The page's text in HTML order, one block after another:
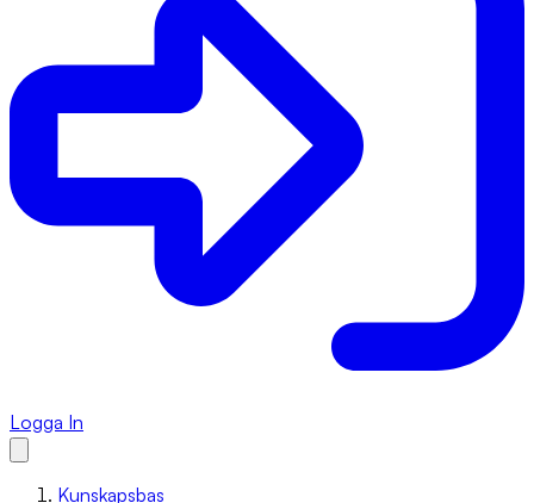
Logga In
Kunskapsbas